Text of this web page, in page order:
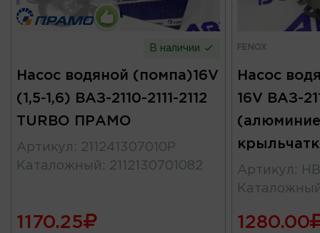
В наличии
Насос водяной (помпа)16V
(1,5-1,6) ВАЗ-2110-2111-2112
TURBO ПРАМО
Артикул : 211241307010P
Каталожный : 2112130701082
1170.25
FENOX
Насос
16V ВАЗ-
Артикул :
1280.00